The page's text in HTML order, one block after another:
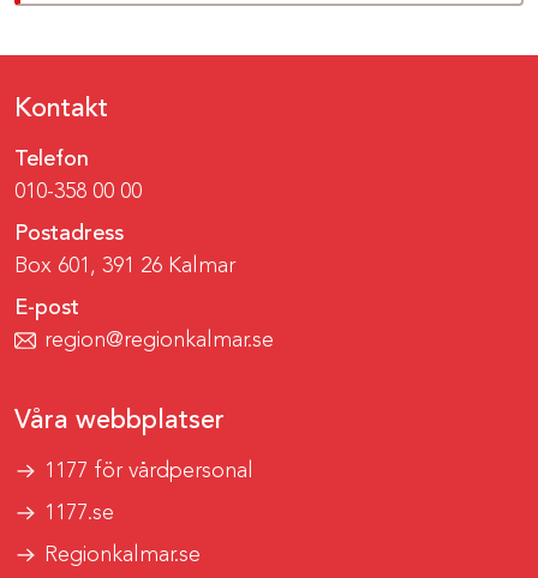
Kontakt
Telefon
010-358 00 00
Postadress
Box 601, 391 26 Kalmar
E-post
region@regionkalmar.se
Våra webbplatser
1177 för vårdpersonal
1177.se
Regionkalmar.se